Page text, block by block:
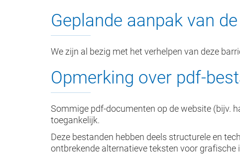
Geplande aanpak van
We zijn al bezig met het verhelpen van deze
Opmerking over pdf-
Sommige pdf-documenten op de website (bijv.
toegankelijk.
Deze bestanden hebben deels structurele en
ontbrekende alternatieve teksten voor